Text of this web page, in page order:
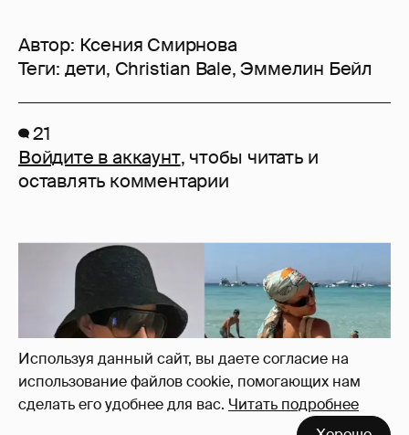
Используя данный сайт, вы даете согласие на
использование файлов cookie, помогающих нам
сделать его удобнее для вас. Читать подробнее
Автор: Ксения Смирнова
Теги: дети, Christian Bale,Эммелин Бейл
21
Войдите в аккаунт, чтобы читать и
оставлять комментарии